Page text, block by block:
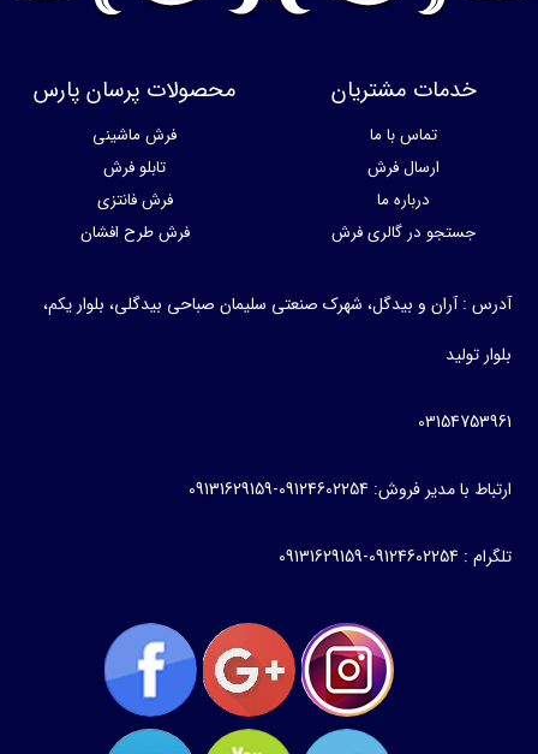
خدمات مشتریان
تماس با ما
ارسال فرش
درباره ما
جستجو در گالری فرش
محصولات پرسان پارس
فرش ماشینی
تابلو فرش
فرش فانتزی
فرش طرح افشان
آدرس : آران و بیدگل، شهرک صنعتی سلیمان صباحی بیدگلی، بلوار یکم،
بلوار تولید
03154753961
ارتباط با مدیر فروش: 09124602254-09131629159
تلگرام : 09124602254-09131629159